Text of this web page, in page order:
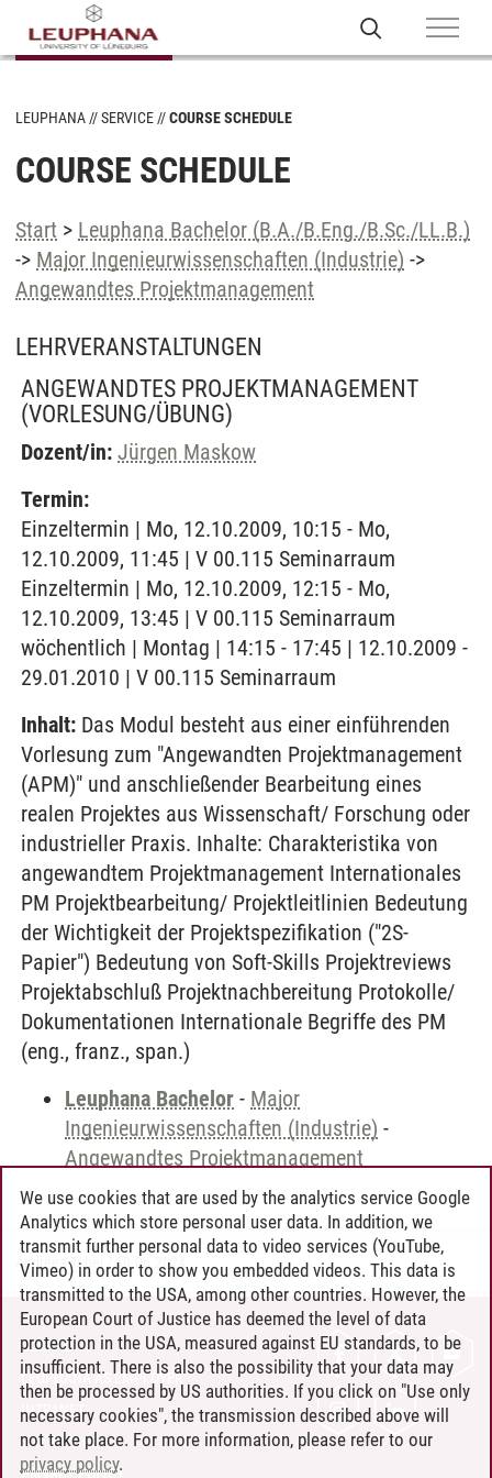
LEUPHANA SERVICE COURSE SCHEDULE
COURSE SCHEDULE
Start > Leuphana Bachelor (B.A./B.Eng./B.Sc./LL.B.)
-> Major Ingenieurwissenschaften (Industrie) ->
Angewandtes Projektmanagement
LEHRVERANSTALTUNGEN
ANGEWANDTES PROJEKTMANAGEMENT
(VORLESUNG/ÜBUNG)
Dozent/in: Jürgen Maskow
Termin:
Einzeltermin | Mo, 12.10.2009, 10:15 - Mo,
12.10.2009, 11:45 | V 00.115 Seminarraum
Einzeltermin | Mo, 12.10.2009, 12:15 - Mo,
12.10.2009, 13:45 | V 00.115 Seminarraum
wöchentlich | Montag | 14:15 - 17:45 | 12.10.2009 -
29.01.2010 | V 00.115 Seminarraum
Inhalt: Das Modul besteht aus einer einführenden
Vorlesung zum "Angewandten Projektmanagement
(APM)" und anschließender Bearbeitung eines
realen Projektes aus Wissenschaft/ Forschung oder
industrieller Praxis. Inhalte: Charakteristika von
angewandtem Projektmanagement Internationales
PM Projektbearbeitung/ Projektleitlinien Bedeutung
der Wichtigkeit der Projektspezifikation ("2S-
Papier") Bedeutung von Soft-Skills Projektreviews
Projektabschluß Projektnachbereitung Protokolle/
Dokumentationen Internationale Begriffe des PM
(eng., franz., span.)
Leuphana Bachelor - Major
Ingenieurwissenschaften (Industrie) -
Angewandtes Projektmanagement
Andreea Tribel 30.06.2024
CONTACT
LEUPHANA AS EMPLOYER
INTRANET
SITE NOTICE
PRIVACY POLICY
We use cookies that are used by the analytics service Google
Analytics which store personal user data. In addition, we
transmit further personal data to video services (YouTube,
Vimeo) in order to show you embedded videos. This data is
transmitted to the USA, among other countries. However, the
European Court of Justice has deemed the level of data
protection in the USA, measured against EU standards, to be
insufficient. There is also the possibility that your data may
then be processed by US authorities. If you click on "Use only
necessary cookies", the transmission described above will
not take place. For more information, please refer to our
privacy policy.